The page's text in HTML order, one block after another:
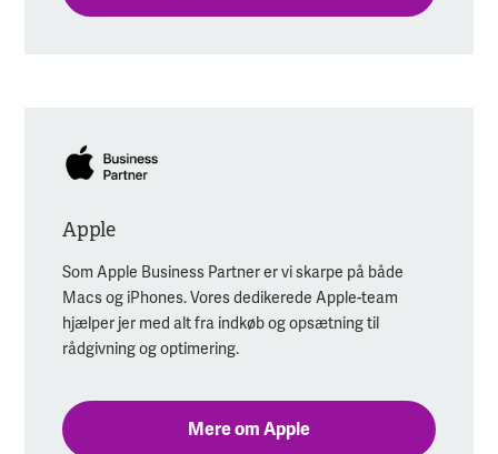
Apple
Som Apple Business Partner er vi skarpe på både
Macs og iPhones. Vores dedikerede Apple-team
hjælper jer med alt fra indkøb og opsætning til
rådgivning og optimering.
Mere om Apple